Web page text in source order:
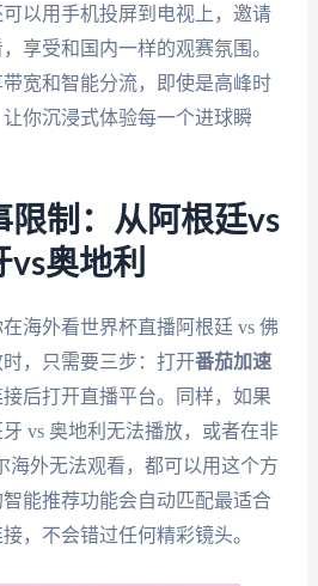
以用手机投屏到电视上，邀请
享受和国内一样的观赛氛围。
宽和智能分流，即使是高峰时
你沉浸式体验每一个进球瞬
限制：从阿根廷vs
vs奥地利
海外看世界杯直播阿根廷 vs 佛
，只需要三步：打开番茄加速
后打开直播平台。同样，如果
vs 奥地利无法播放，或者在非
海外无法观看，都可以用这个方
能推荐功能会自动匹配最适合
，不会错过任何精彩镜头。